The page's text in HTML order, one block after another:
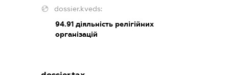
dossier.kveds:
94.91діяльність релігійних
організацій